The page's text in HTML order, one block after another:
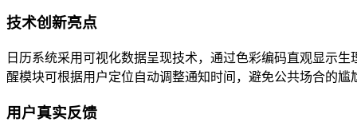
技术创新亮点
日历系统采用可视化数据呈现技术，通过色彩编码直观显示
醒模块可根据用户定位自动调整通知时间，避免公共场合的尴
用户真实反馈